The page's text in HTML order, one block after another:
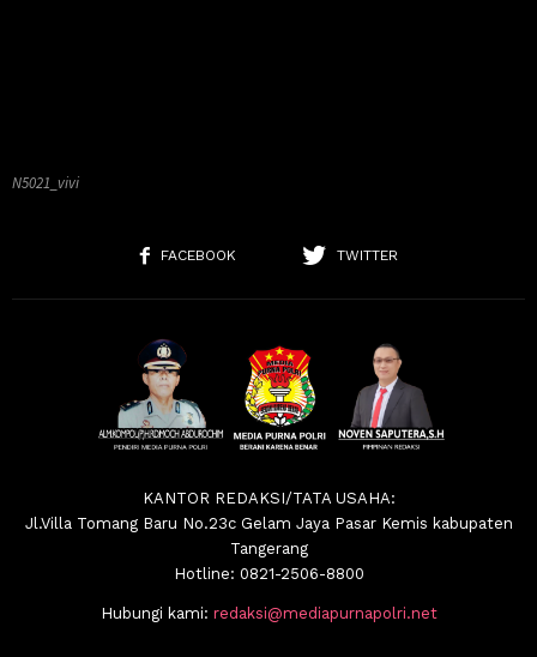
N5021_vivi
FACEBOOK TWITTER
KANTOR REDAKSI/TATA USAHA:
Jl.Villa Tomang Baru No.23c Gelam Jaya Pasar Kemis kabupaten
Tangerang
Hotline: 0821-2506-8800
Hubungi kami: redaksi@mediapurnapolri.net